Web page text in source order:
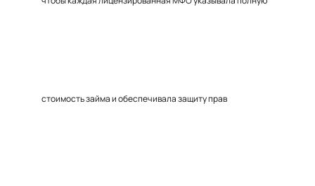
стоимость займа и обеспечивала защиту прав